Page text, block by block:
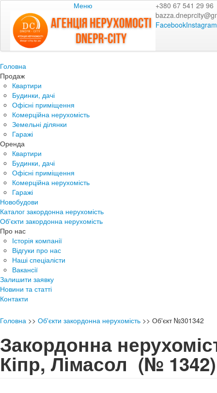
Меню
+380 67 541 29 96
FacebookInstagram
Головна
Продаж
Квартири
Будинки, дачі
Офісні приміщення
Комерційна нерухомість
Земельні ділянки
Гаражі
Оренда
Квартири
Будинки, дачі
Офісні приміщення
Комерційна нерухомість
Гаражі
Новобудови
Каталог закордонна нерухомість
Об'єкти закордонна нерухомість
Про нас
Історія компанії
Відгуки про нас
Наші спеціалісти
Вакансії
Залишити заявку
Новини та статті
Контакти
Головна >> Об'єкти закордонна нерухомість >> Об'єкт №301342
Закордонна
Кіпр, Лімасол (№ 1342)